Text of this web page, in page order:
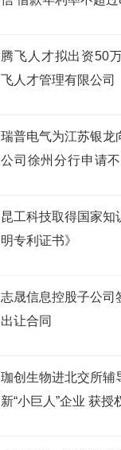
腾飞人才拟出资50
飞人才管理有限公司
瑞普电气为江苏银龙
公司徐州分行申请
昆工科技取得国家知
明专利证书》
志晟信息控股子公司
出让合同
珈创生物进北交所辅
新“小巨人”企业 获授